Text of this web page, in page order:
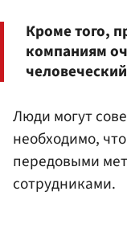
Кроме того,
компаниям
Люди могут
необходимо,
передовыми
сотрудниками.